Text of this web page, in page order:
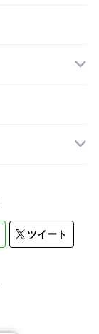
ツイート